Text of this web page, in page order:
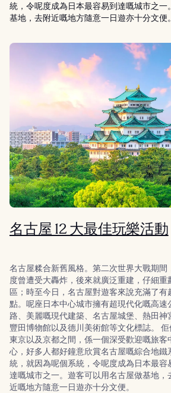
統，令呢度成為日本最容易到達嘅城市之
基地，去附近嘅地方隨意一日遊亦十分文便。
名古屋 12 大最佳玩樂活動
名古屋糅合新舊風格。第二次世界大戰期間
度曾遭受大轟炸，後來就廣泛重建，仔細重
區；時至今日，名古屋對遊客來說充滿了有
點。呢座日本中心城市擁有超現代化嘅高速
路、美麗嘅現代建築、名古屋城堡、熱田神
豐田博物館以及德川美術館等文化標誌。
東京以及京都之間，係一個深受歡迎嘅旅客
心，好多人都好鐘意欣賞名古屋嘅綜合地鐵
統，就因為呢個系統，令呢度成為日本最容
達嘅城市之一。遊客可以用名古屋做基地，
近嘅地方隨意一日遊亦十分文便。